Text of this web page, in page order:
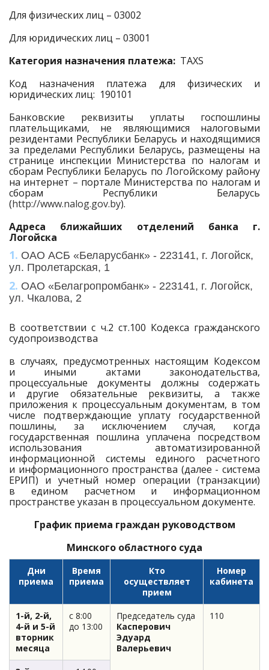
Для физических лиц – 03002
Для юридических лиц – 03001
Категория назначения платежа: TAXS
Код назначения платежа для физических и
юридических лиц: 190101
Банковские реквизиты уплаты госпошлины
плательщиками, не являющимися налоговыми
резидентами Республики Беларусь и находящимися
за пределами Республики Беларусь, размещены на
странице инспекции Министерства по налогам и
сборам Республики Беларусь по Логойскому району
на интернет – портале Министерства по налогам и
сборам Республики Беларусь
(http://www.nalog.gov.by).
Адреса ближайших отделений банка г.
Логойска
ОАО АСБ «Беларусбанк» - 223141, г. Логойск,
ул. Пролетарская, 1
ОАО «Белагропромбанк» - 223141, г. Логойск,
ул. Чкалова, 2
В соответствии с ч.2 ст.100 Кодекса гражданского
судопроизводства
в случаях, предусмотренных настоящим Кодексом
и иными актами законодательства,
процессуальные документы должны содержать
и другие обязательные реквизиты, а также
приложения к процессуальным документам, в том
числе подтверждающие уплату государственной
пошлины, за исключением случая, когда
государственная пошлина уплачена посредством
использования автоматизированной
информационной системы единого расчетного
и информационного пространства (далее - система
ЕРИП) и учетный номер операции (транзакции)
в едином расчетном и информационном
пространстве указан в процессуальном документе.
График приема граждан руководством
Минского областного суда
Дни
приема
Время
приема
Кто
осуществляет
прием
Номер
кабинета
1-й, 2-й,
4-й и 5-й
вторник
месяца
с 8:00
до 13:00
Председатель суда
Касперович
Эдуард
Валерьевич
110